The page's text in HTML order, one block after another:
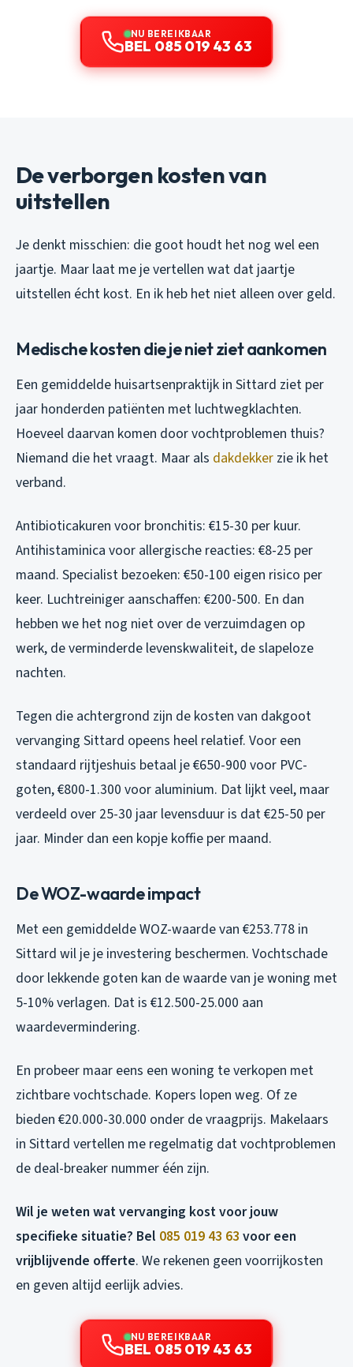
NU BEREIKBAAR
BEL 085 019 43 63
De verborgen kosten van
uitstellen
Je denkt misschien: die goot houdt het nog wel een
jaartje. Maar laat me je vertellen wat dat jaartje
uitstellen écht kost. En ik heb het niet alleen over geld.
Medische kosten die je niet ziet aankomen
Een gemiddelde huisartsenpraktijk in Sittard ziet per
jaar honderden patiënten met luchtwegklachten.
Hoeveel daarvan komen door vochtproblemen thuis?
Niemand die het vraagt. Maar als dakdekker zie ik het
verband.
Antibioticakuren voor bronchitis: €15-30 per kuur.
Antihistaminica voor allergische reacties: €8-25 per
maand. Specialist bezoeken: €50-100 eigen risico per
keer. Luchtreiniger aanschaffen: €200-500. En dan
hebben we het nog niet over de verzuimdagen op
werk, de verminderde levenskwaliteit, de slapeloze
nachten.
Tegen die achtergrond zijn de kosten van dakgoot
vervanging Sittard opeens heel relatief. Voor een
standaard rijtjeshuis betaal je €650-900 voor PVC-
goten, €800-1.300 voor aluminium. Dat lijkt veel, maar
verdeeld over 25-30 jaar levensduur is dat €25-50 per
jaar. Minder dan een kopje koffie per maand.
De WOZ-waarde impact
Met een gemiddelde WOZ-waarde van €253.778 in
Sittard wil je je investering beschermen. Vochtschade
door lekkende goten kan de waarde van je woning met
5-10% verlagen. Dat is €12.500-25.000 aan
waardevermindering.
En probeer maar eens een woning te verkopen met
zichtbare vochtschade. Kopers lopen weg. Of ze
bieden €20.000-30.000 onder de vraagprijs. Makelaars
in Sittard vertellen me regelmatig dat vochtproblemen
de deal-breaker nummer één zijn.
Wil je weten wat vervanging kost voor jouw
specifieke situatie? Bel 085 019 43 63 voor een
vrijblijvende offerte. We rekenen geen voorrijkosten
en geven altijd eerlijk advies.
NU BEREIKBAAR
BEL 085 019 43 63